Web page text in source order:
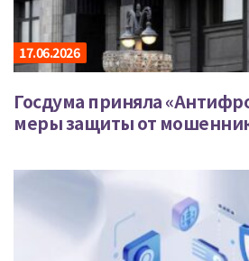
17.06.2026
Госдума приняла
меры защиты от